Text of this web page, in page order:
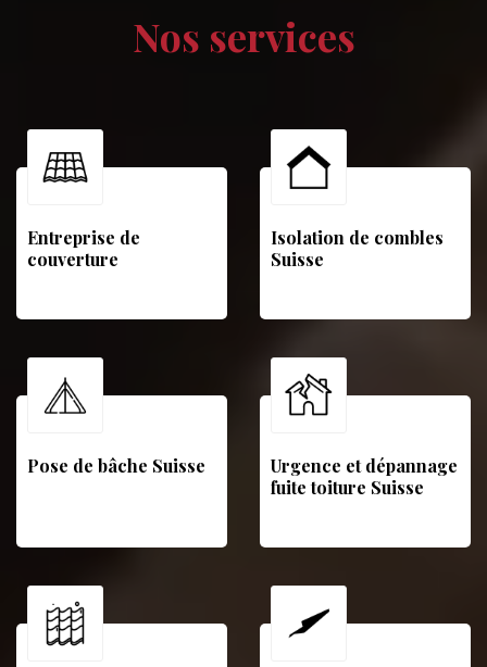
Nos services
Entreprise de
couverture
Isolation de combles
Suisse
Pose de bâche Suisse
Urgence et dépannage
fuite toiture Suisse